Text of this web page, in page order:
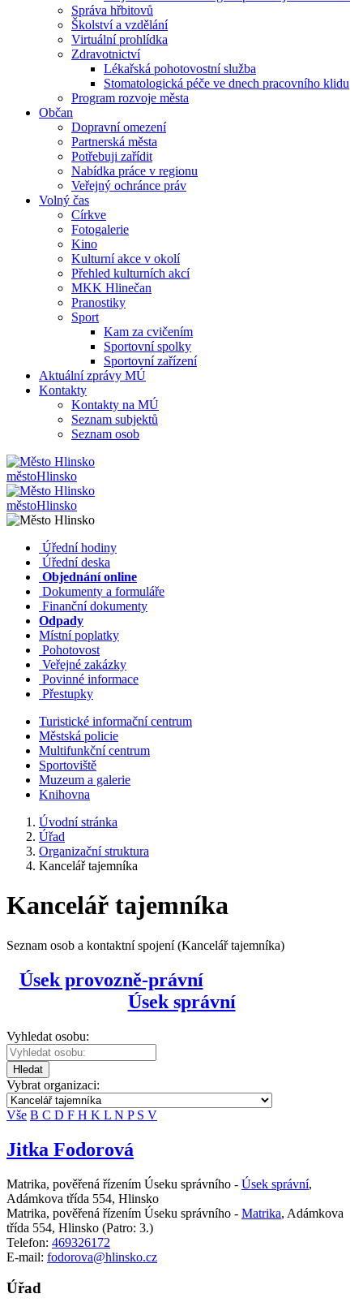
Správa hřbitovů
Školství a vzdělání
Virtuální prohlídka
Zdravotnictví
Lékařská pohotovostní služba
Stomatologická péče ve dnech pracovního klidu
Program rozvoje města
Občan
Dopravní omezení
Partnerská města
Potřebuji zařídit
Nabídka práce v regionu
Veřejný ochránce práv
Volný čas
Církve
Fotogalerie
Kino
Kulturní akce v okolí
Přehled kulturních akcí
MKK Hlinečan
Pranostiky
Sport
Kam za cvičením
Sportovní spolky
Sportovní zařízení
Aktuální zprávy MÚ
Kontakty
Kontakty na MÚ
Seznam subjektů
Seznam osob
městoHlinsko
městoHlinsko
Úřední hodiny
Úřední deska
Objednání online
Dokumenty a formuláře
Finanční dokumenty
Odpady
Místní poplatky
Pohotovost
Veřejné zakázky
Povinné informace
Přestupky
Turistické informační centrum
Městská policie
Multifunkční centrum
Sportoviště
Muzeum a galerie
Knihovna
Úvodní stránka
Úřad
Organizační struktura
Kancelář tajemníka
Kancelář tajemníka
Seznam osob a kontaktní spojení (Kancelář tajemníka)
Úsek provozně-právní
Úsek správní
Vyhledat osobu:
Hledat
Vybrat organizaci:
Vše B C D F H K L N P S V
Jitka Fodorová
Matrika, pověřená řízením Úseku správního - Úsek správní,
Adámkova třída 554, Hlinsko
Matrika, pověřená řízením Úseku správního - Matrika, Adámkova
třída 554, Hlinsko (Patro: 3.)
Telefon: 469326172
E-mail: fodorova@hlinsko.cz
Úřad